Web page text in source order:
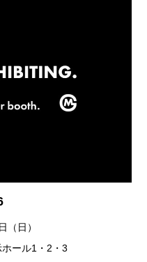
（日）
ホール1・2・3